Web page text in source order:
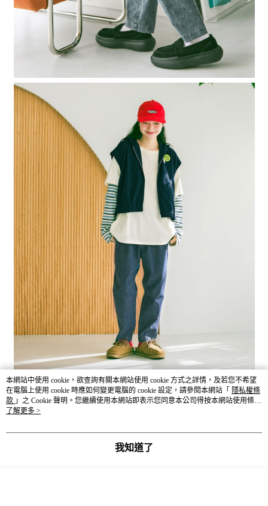
本網站中使用 cookie，欲查詢有關本網站使用 cookie 方式之詳情，及若您不希望
在電腦上使用 cookie 時應如何變更電腦的 cookie 設定，請參閱本網站「 隱私權條
款 」之 Cookie 聲明。您繼續使用本網站即表示您同意本公司得按本網站使用條款
之 Cookie 聲明使用 cookie。
了解更多 >
我知道了